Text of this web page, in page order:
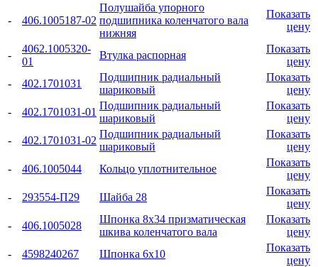
- 406.1005187-02
Полушайба упорного
подшипника коленчатого вала
нижняя
Показать
цену
-
4062.1005320-
01
Втулка распорная
Показать
цену
-
402.1701031
Подшипник радиальный
шариковый
Показать
цену
-
402.1701031-01
Подшипник радиальный
шариковый
Показать
цену
-
402.1701031-02
Подшипник радиальный
шариковый
Показать
цену
-
406.1005044 Кольцо уплотнительное
Показать
цену
-
293554-П29 Шайба 28
Показать
цену
-
406.1005028
Шпонка 8x34 призматическая
шкива коленчатого вала
Показать
цену
-
4598240267 Шпонка 6x10
Показать
цену